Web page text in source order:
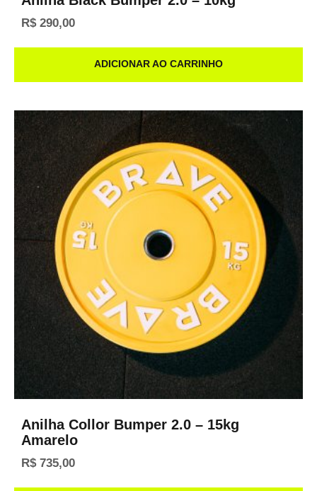
R$290,00
ADICIONAR AO CARRINHO
Anilha Collor Bumper 2.0 – 15kg
Amarelo
R$735,00